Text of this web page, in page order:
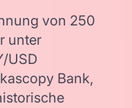
von 250
unter
USD
Bank,